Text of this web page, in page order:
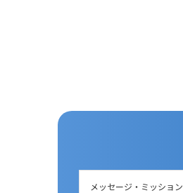
メッセージ・ミッション